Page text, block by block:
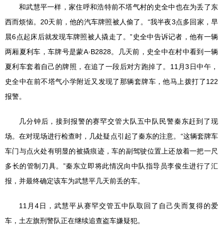
和武慧平一样，家住呼和浩特前不塔气村的史全中也在为丢了东
西而烦恼。20天前，他的汽车牌照被人偷了。“我半夜3点多回家，早
晨6点起床后就发现车牌照被人撬走了。”史全中告诉记者，他有一辆
两厢夏利车，车牌号是蒙A·B2828。几天前，史全中在村中看到一辆
夏利车套着自己的牌照，在追了一段后对方跑掉了。11月3日中午，
史全中在前不塔气小学附近又发现了那辆套牌车，他马上拨打了122
报警。
几分钟后，接到报警的赛罕交管大队五中队民警秦东赶到了现
场。在对现场进行检查时，几处疑点引起了秦东的注意。“这辆套牌车
车门与点火处有明显的被撬痕迹，车的副驾驶位置上还放着一把一尺
多长的管制刀具。”秦东立即将此情况向中队指导员李俊生进行了汇
报，并最终确定该车为武慧平几天前丢的车。
11月4日，武慧平从赛罕交管五中队取回了自己失而复得的爱
车，土左旗刑警队正在继续追查盗车嫌疑犯。